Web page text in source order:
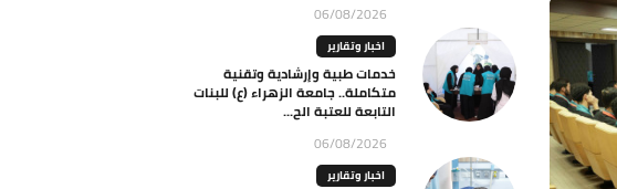
06/08/2026
اخبار وتقارير
خدمات طبية وإرشادية وتقنية
متكاملة.. جامعة الزهراء (ع) للبنات
التابعة للعتبة الح...
06/08/2026
اخبار وتقارير